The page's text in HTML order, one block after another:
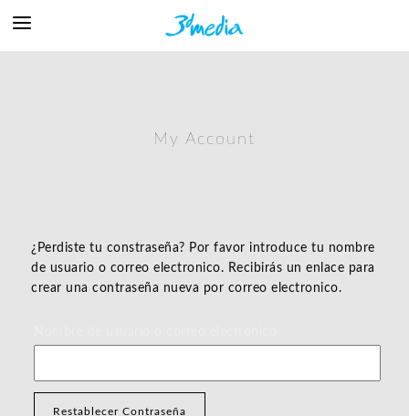
My Account
¿Perdiste tu constraseña? Por favor introduce tu nombre
de usuario o correo electronico. Recibirás un enlace para
crear una contraseña nueva por correo electronico.